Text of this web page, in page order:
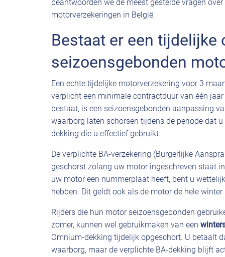
beantwoorden we de meest gestelde vragen
motorverzekeringen in België.
Bestaat er een tijdelijke
seizoensgebonden
Een echte tijdelijke motorverzekering voor 3
verplicht een minimale contractduur van één
bestaat, is een seizoensgebonden aanpassing
waarborg laten schorsen tijdens de periode dat
dekking die u effectief gebruikt.
De verplichte BA-verzekering (Burgerlijke
geschorst zolang uw motor ingeschreven staat
uw motor een nummerplaat heeft, bent u
hebben. Dit geldt ook als de motor de hele
Rijders die hun motor seizoensgebonden
zomer, kunnen wel gebruikmaken van een
Omnium-dekking tijdelijk opgeschort. U betaalt
waarborg, maar de verplichte BA-dekking blijft